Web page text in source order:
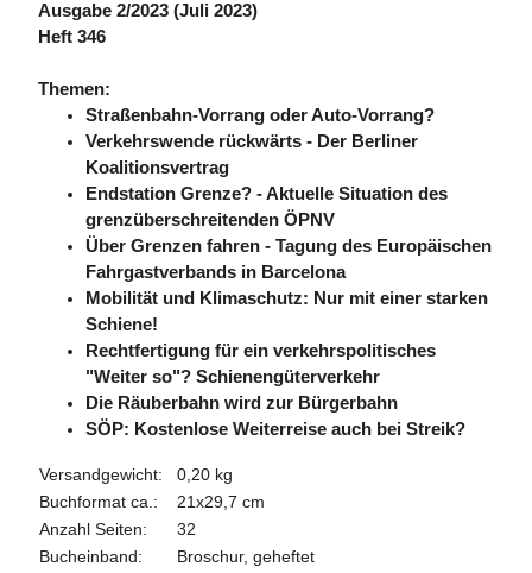
Ausgabe 2/2023 (Juli 2023)
Heft 346
Themen:
Straßenbahn-Vorrang oder Auto-Vorrang?
Verkehrswende rückwärts - Der Berliner
Koalitionsvertrag
Endstation Grenze? - Aktuelle Situation des
grenzüberschreitenden ÖPNV
Über Grenzen fahren - Tagung des Europäischen
Fahrgastverbands in Barcelona
Mobilität und Klimaschutz: Nur mit einer starken
Schiene!
Rechtfertigung für ein verkehrspolitisches
"Weiter so"? Schienengüterverkehr
Die Räuberbahn wird zur Bürgerbahn
SÖP: Kostenlose Weiterreise auch bei Streik?
Versandgewicht:
0,20 kg
Buchformat ca.:
21x29,7 cm
Anzahl Seiten:
32
Bucheinband:
Broschur, geheftet